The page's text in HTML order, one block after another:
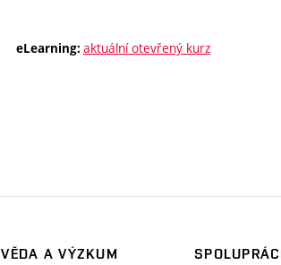
eLearning: aktuální otevřený kurz
VĚDA A VÝZKUM